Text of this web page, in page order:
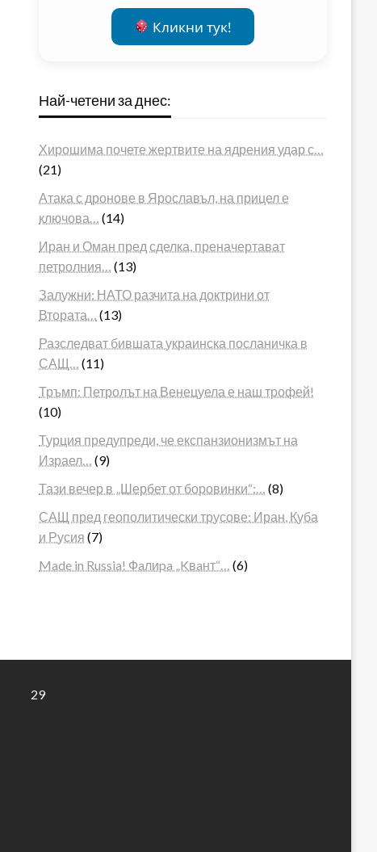
Кликни тук!
Най-четени за днес:
Хирошима почете жертвите на ядрения удар с…
(21)
Атака с дронове в Ярославъл, на прицел е
ключова…
(14)
Иран и Оман пред сделка, преначертават
петролния…
(13)
Залужни: НАТО разчита на доктрини от
Втората…
(13)
Разследват бившата украинска посланичка в
САЩ…
(11)
Тръмп: Петролът на Венецуела е наш трофей!
(10)
Турция предупреди, че експанзионизмът на
Израел…
(9)
Тази вечер в „Шербет от боровинки“:…
(8)
САЩ пред геополитически трусове: Иран, Куба
и Русия (7)
Made in Russia! Фaлиpa „Kвaнт“…
(6)
29